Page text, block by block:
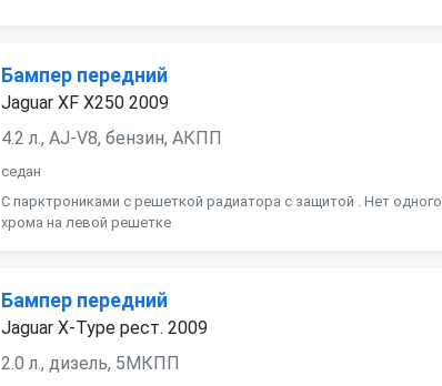
Бампер передний
Jaguar XF X250 2009
4.2 л., AJ-V8, бензин, АКПП
седан
С парктрониками с решеткой радиатора с защитой . Нет одного
хрома на левой решетке
Бампер передний
Jaguar X-Type рест. 2009
2.0 л., дизель, 5МКПП